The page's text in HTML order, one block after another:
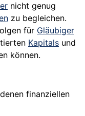
nicht genug
zu begleichen.
für Gläubiger
Kapitals und
können.
finanziellen